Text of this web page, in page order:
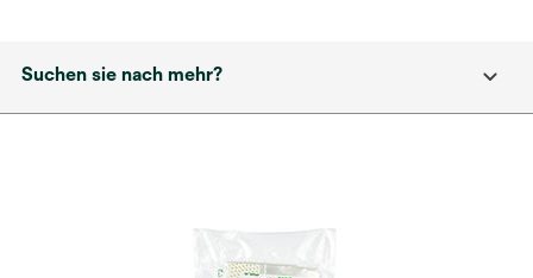
Suchen sie nach mehr?